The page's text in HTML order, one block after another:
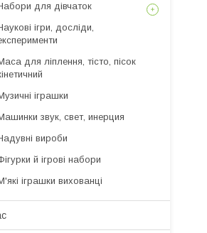
для дівчаток
ігри, досліди,
для ліплення, тісто, пісок
іграшки
звук, свет, инерция
вироби
й ігрові набори
іграшки вихованці